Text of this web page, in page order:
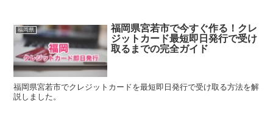
福岡県
福岡県宮若市で今すぐ作る！クレ
ジットカード最短即日発行で受け
取るまでの完全ガイド
福岡県宮若市でクレジットカードを最短即日発行で受け取る方法を解
説しました。